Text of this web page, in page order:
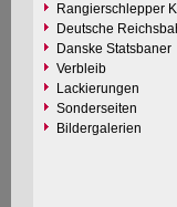
Rangierschlepper
Deutsche
Danske Statsbaner
Verbleib
Lackierungen
Sonderseiten
Bildergalerien